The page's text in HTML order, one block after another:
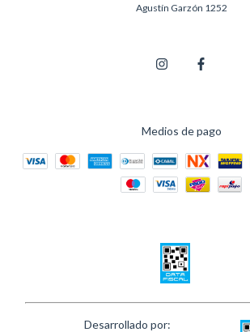
Agustín Garzón 1252
Medios de pago
Desarrollado por: